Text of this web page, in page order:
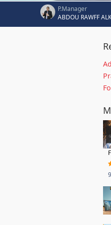
P.Manager
ABDOU RAWFF